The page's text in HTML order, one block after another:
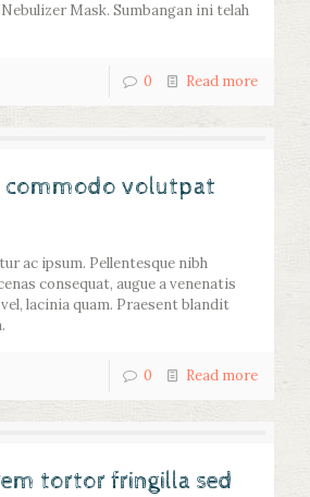
Mask. Sumbangan ini telah
0 Read more
commodo volutpat
ac ipsum. Pellentesque nibh
consequat, augue a venenatis
lacinia quam. Praesent blandit
0 Read more
tortor fringilla sed